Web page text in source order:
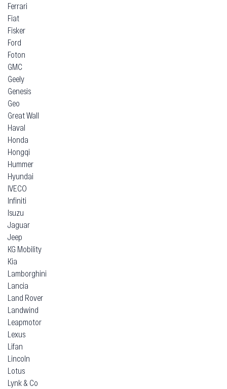
Ferrari
Fiat
Fisker
Ford
Foton
GMC
Geely
Genesis
Geo
Great Wall
Haval
Honda
Hongqi
Hummer
Hyundai
IVECO
Infiniti
Isuzu
Jaguar
Jeep
KG Mobility
Kia
Lamborghini
Lancia
Land Rover
Landwind
Leapmotor
Lexus
Lifan
Lincoln
Lotus
Lynk & Co